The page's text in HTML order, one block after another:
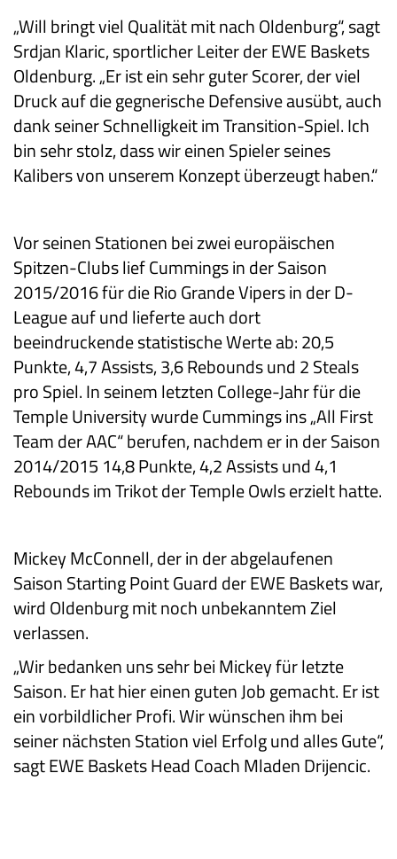
„Will bringt viel Qualität mit nach Oldenburg“, sagt
Srdjan Klaric, sportlicher Leiter der EWE Baskets
Oldenburg. „Er ist ein sehr guter Scorer, der viel
Druck auf die gegnerische Defensive ausübt, auch
dank seiner Schnelligkeit im Transition-Spiel. Ich
bin sehr stolz, dass wir einen Spieler seines
Kalibers von unserem Konzept überzeugt haben.“
Vor seinen Stationen bei zwei europäischen
Spitzen-Clubs lief Cummings in der Saison
2015/2016 für die Rio Grande Vipers in der D-
League auf und lieferte auch dort
beeindruckende statistische Werte ab: 20,5
Punkte, 4,7 Assists, 3,6 Rebounds und 2 Steals
pro Spiel. In seinem letzten College-Jahr für die
Temple University wurde Cummings ins „All First
Team der AAC“ berufen, nachdem er in der Saison
2014/2015 14,8 Punkte, 4,2 Assists und 4,1
Rebounds im Trikot der Temple Owls erzielt hatte.
Mickey McConnell, der in der abgelaufenen
Saison Starting Point Guard der EWE Baskets war,
wird Oldenburg mit noch unbekanntem Ziel
verlassen.
„Wir bedanken uns sehr bei Mickey für letzte
Saison. Er hat hier einen guten Job gemacht. Er ist
ein vorbildlicher Profi. Wir wünschen ihm bei
seiner nächsten Station viel Erfolg und alles Gute“,
sagt EWE Baskets Head Coach Mladen Drijencic.